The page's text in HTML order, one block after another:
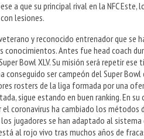
a que su principal rival en la NFC Este,
lesiones.
y reconocido entrenador que se
conocimientos. Antes fue head coach
Bowl XLV. Su misión será repetir
conseguido ser campeón del Super
rosters de la liga formada por una
sigue estando en buen ranking. En
coronavirus ha cambiado los métodos
jugadores se han adaptado al sistema
al rojo vivo tras muchos años de